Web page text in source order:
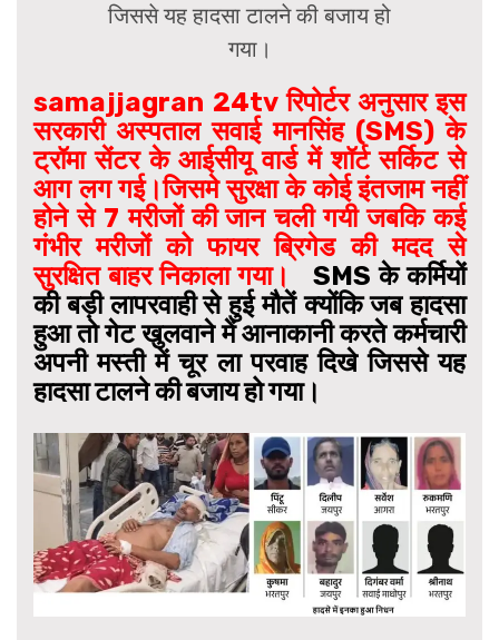
जिससे यह हादसा टालने की बजाय हो
गया।
samajjagran 24tv रिपोर्टर अनुसार इस
सरकारी अस्पताल सवाई मानसिंह (SMS) के
ट्रॉमा सेंटर के आईसीयू वार्ड में शॉर्ट सर्किट से
आग लग गई।जिसमे सुरक्षा के कोई इंतजाम नहीं
होने से 7 मरीजों की जान चली गयी जबकि कई
गंभीर मरीजों को फायर ब्रिगेड की मदद से
सुरक्षित बाहर निकाला गया।
SMS के कर्मियों
की बड़ी लापरवाही से हुई मौतें क्योंकि जब हादसा
हुआ तो गेट खुलवाने में आनाकानी करते कर्मचारी
अपनी मस्ती में चूर ला परवाह दिखे जिससे यह
हादसा टालने की बजाय हो गया।